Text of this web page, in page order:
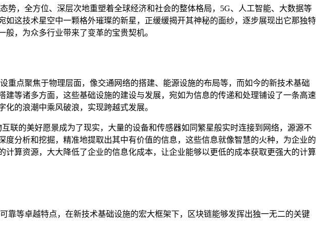
，全方位、深层次地重塑着全球经济和社会的整体格局，5G、人工智能、大数据等
这技术星空中一颗格外璀璨的新星，正缓缓揭开其神秘的面纱，逐步展现出它那独特
，为众多行业带来了变革的宝贵契机。
点聚焦于物理层面，像交通网络的搭建、能源设施的布局等，而如今的新技术基础
等诸多方面，这些基础设施的建设与发展，宛如为信息的传递和处理铺设了一条高速
的浪潮中乘风破浪，实现跨越式发展。
联的美好愿景成为了现实，大量的设备和传感器如同繁星般实时连接到网络，源源不
分析和挖掘，精准地提取出其中有价值的信息，这些信息就像智慧的火种，为企业的
算资源，大大降低了企业的信息化成本，让企业能够以更低的成本获取更强大的计算
靠等卓越特点，在新技术基础设施的宏大框架下，区块链能够发挥出独一无二的关键